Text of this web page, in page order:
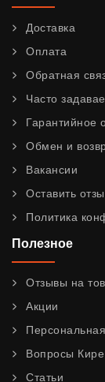
Доставка
Оплата
Обратная
Часто
Гарантийное
Обмен и
Вакансии
Оставить
Политика
Полезное
Отзывы на
Акции
Вопросы Кире
Статьи